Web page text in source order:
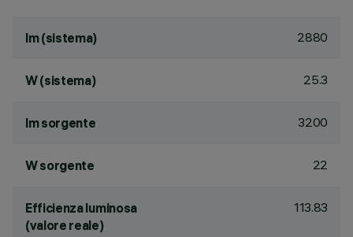
lm (sistema) 2880
W (sistema) 25.3
lm sorgente 3200
W sorgente 22
Efficienza luminosa
(valore reale)
113.83